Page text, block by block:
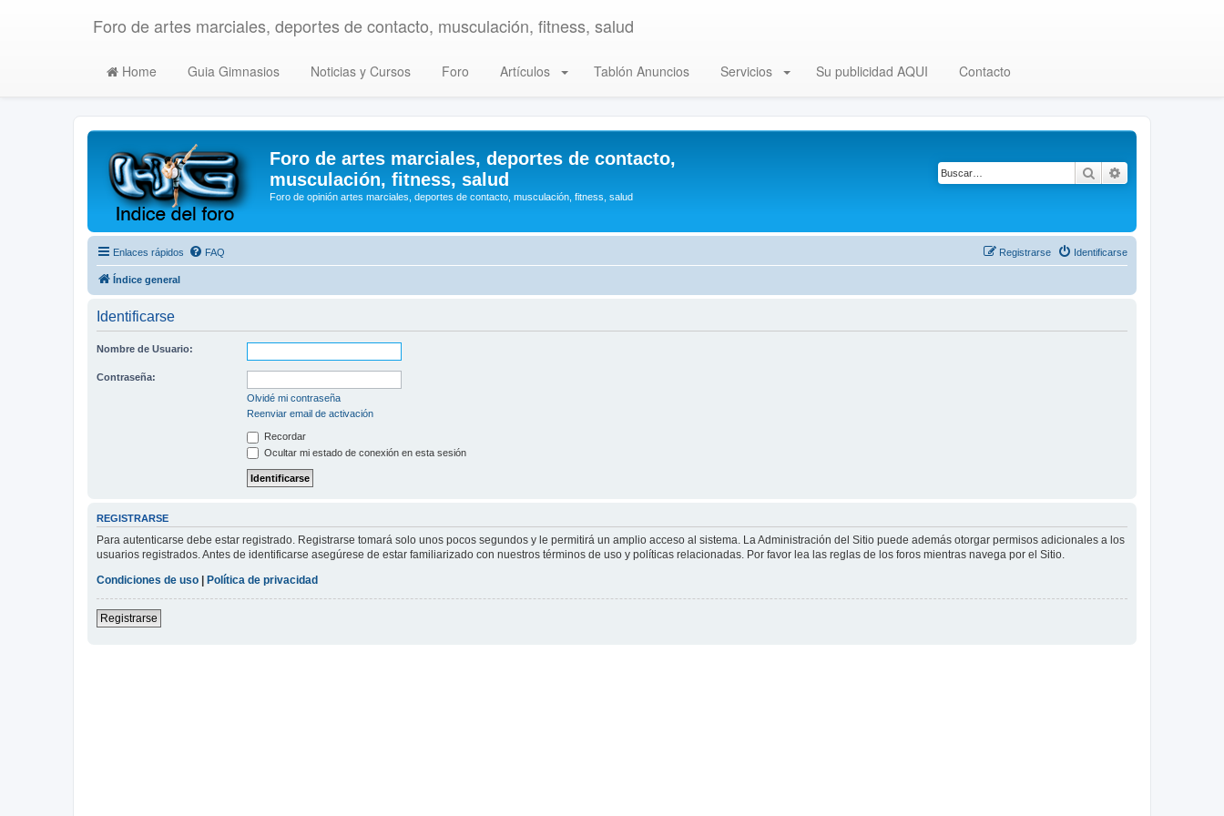
Foro de artes marciales, deportes de contacto, musculación, fitness, salud
Home Guia Gimnasios Noticias y Cursos Foro Artículos Tablón Anuncios Servicios Su publicidad AQUI Contacto
Foro de artes marciales, deportes de contacto,
musculación, fitness, salud
Foro de opinión artes marciales, deportes de contacto, musculación, fitness, salud
Buscar
Enlaces rápidos FAQ Identificarse
Registrarse
Índice general
Identificarse
Nombre de Usuario:
Contraseña:
Olvidé mi contraseña
Reenviar email de activación
Recordar
Ocultar mi estado de conexión en esta sesión
REGISTRARSE
Para autenticarse debe estar registrado. Registrarse tomará solo unos pocos segundos y le permitirá un amplio acceso al sistema. La Administración del Sitio puede además otorgar permisos adicionales a los
usuarios registrados. Antes de identificarse asegúrese de estar familiarizado con nuestros términos de uso y políticas relacionadas. Por favor lea las reglas de los foros mientras navega por el Sitio.
Condiciones de uso | Política de privacidad
Registrarse